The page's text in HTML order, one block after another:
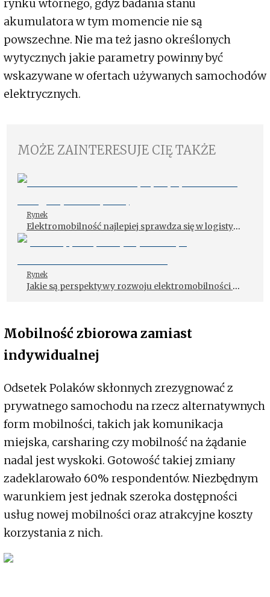
rynku wtórnego, gdyż badania stanu
akumulatora w tym momencie nie są
powszechne. Nie ma też jasno określonych
wytycznych jakie parametry powinny być
wskazywane w ofertach używanych samochodów
elektrycznych.
MOŻE ZAINTERESUJE CIĘ TAKŻE
Rynek
Elektromobilność najlepiej sprawdza się w logistyce
miejskiej
Rynek
Jakie są perspektywy rozwoju elektromobilności w
Mobilność zbiorowa zamiast
indywidualnej
Odsetek Polaków skłonnych zrezygnować z
prywatnego samochodu na rzecz alternatywnych
form mobilności, takich jak komunikacja
miejska, carsharing czy mobilność na żądanie
nadal jest wyskoki. Gotowość takiej zmiany
zadeklarowało 60% respondentów. Niezbędnym
warunkiem jest jednak szeroka dostępności
usług nowej mobilności oraz atrakcyjne koszty
korzystania z nich.